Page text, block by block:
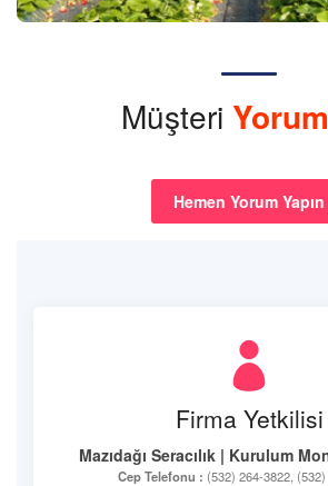
Müşteri
Hemen Yorum Yapın
Firma Yetkilisi
Mazıdağı Seracılık | Kurulum
Cep Telefonu : (532) 264-3822,